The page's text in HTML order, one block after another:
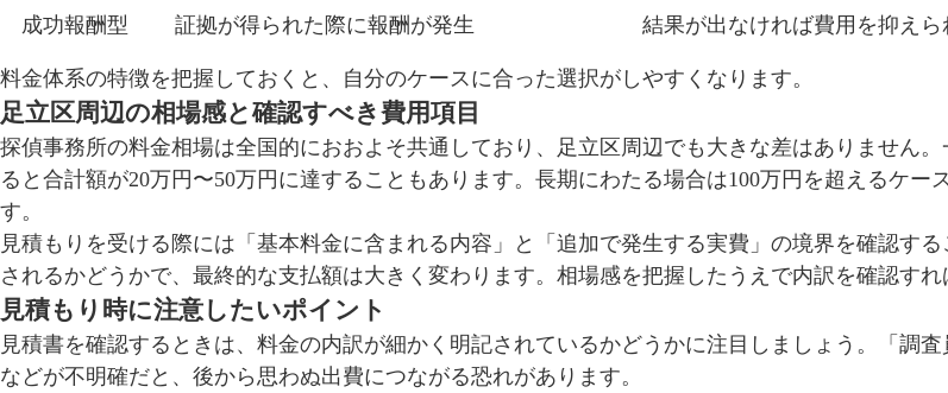
成功報酬型 証拠が得られた際に報酬が発生 結果が出なければ費用を抑えら
料金体系の特徴を把握しておくと、自分のケースに合った選択がしやすくなります。
足立区周辺の相場感と確認すべき費用項目
探偵事務所の料金相場は全国的におおよそ共通しており、足立区周辺でも大きな差はありません
ると合計額が20万円〜50万円に達することもあります。長期にわたる場合は100万円を超えるケ
す。
見積もりを受ける際には「基本料金に含まれる内容」と「追加で発生する実費」の境界を確認す
されるかどうかで、最終的な支払額は大きく変わります。相場感を把握したうえで内訳を確認す
見積もり時に注意したいポイント
見積書を確認するときは、料金の内訳が細かく明記されているかどうかに注目しましょう。「調
などが不明確だと、後から思わぬ出費につながる恐れがあります。